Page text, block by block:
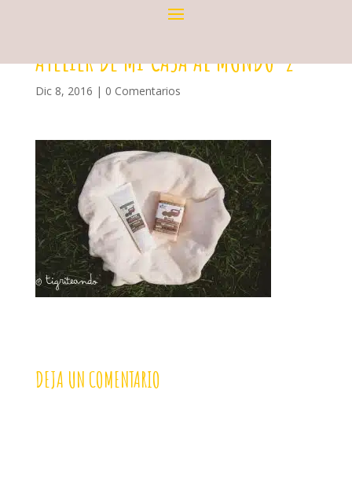
ATELIER DE MI CASA AL MUNDO-2
Dic 8, 2016 | 0 Comentarios
DEJA UN COMENTARIO